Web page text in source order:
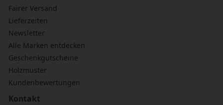
Fairer Versand
Lieferzeiten
Newsletter
Alle Marken entdecken
Geschenkgutscheine
Holzmuster
Kundenbewertungen
Kontakt